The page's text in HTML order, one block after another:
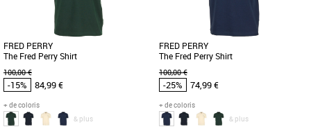
FRED PERRY
The Fred Perry Shirt
100,00 €
-15% 84,99 €
+ de coloris
& plus
FRED PERRY
The Fred Perry Shirt
100,00 €
-25% 74,99 €
+ de coloris
& plus